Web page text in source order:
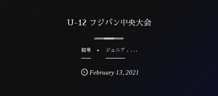
U-12 フジパン中央大会
結果 ジュニア , …
February 13, 2021